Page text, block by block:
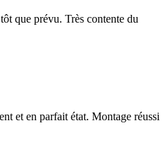
que prévu. Très contente du
et en parfait état. Montage réussi